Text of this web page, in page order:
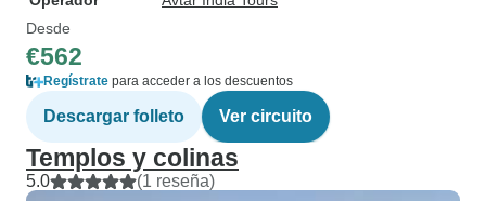
Desde
€562
Regístrate para acceder a los descuentos
Descargar folleto Ver circuito
Templos y colinas
5.0 (1 reseña)